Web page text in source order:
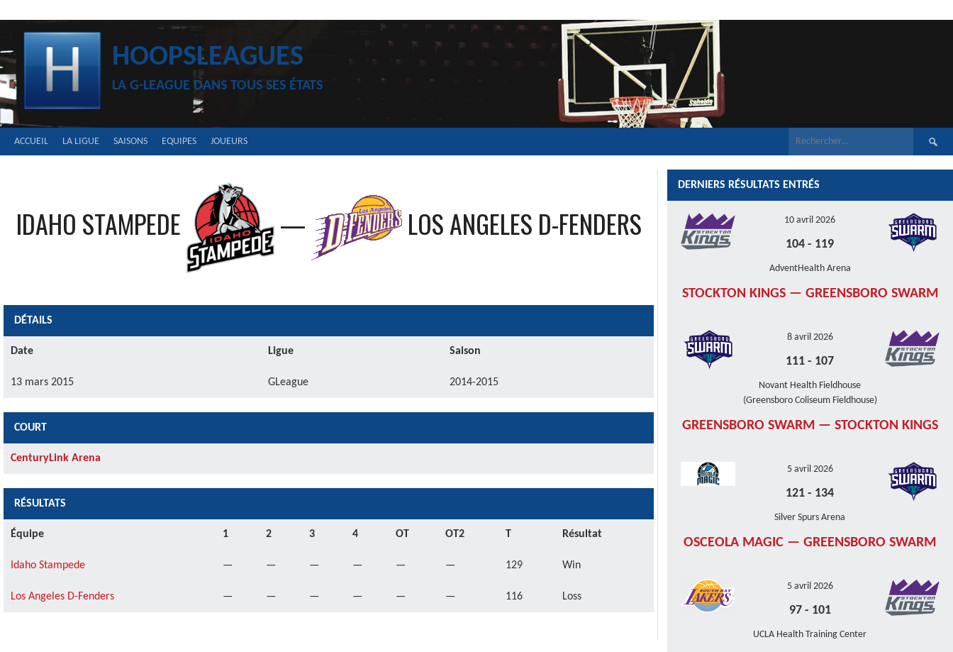
HOOPSLEAGUES
LA G-LEAGUE DANS TOUS SES ÉTATS
ACCUEIL LA LIGUE SAISONS EQUIPES JOUEURS
IDAHO STAMPEDE — LOS ANGELES D-FENDERS
DÉTAILS
Date Ligue Saison
13 mars 2015 GLeague 2014-2015
COURT
CenturyLink Arena
RÉSULTATS
Équipe 1 2 3 4 OT OT2 T Résultat
Idaho Stampede — — — — — — 129 Win
Los Angeles D-Fenders — — — — — — 116 Loss
DERNIERS RÉSULTATS ENTRÉS
10 avril 2026
104 - 119
AdventHealth Arena
STOCKTON KINGS — GREENSBORO SWARM
8 avril 2026
111 - 107
Novant Health Fieldhouse
(Greensboro Coliseum Fieldhouse)
GREENSBORO SWARM — STOCKTON KINGS
5 avril 2026
121 - 134
Silver Spurs Arena
OSCEOLA MAGIC — GREENSBORO SWARM
5 avril 2026
97- 101
UCLA Health Training Center